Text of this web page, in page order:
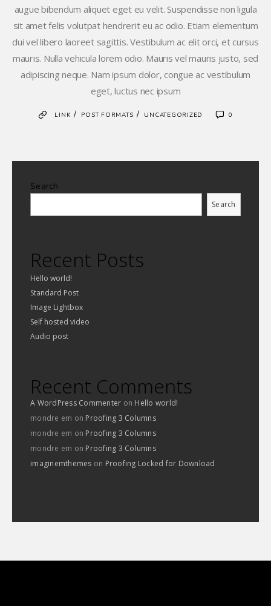
augue bibendum aliquet eget eu velit. Suspendisse non ligula
sit amet felis volutpat hendrerit eu ac odio. Etiam elementum
dui vel libero laoreet sagittis. Vestibulum ac elit orci, et cursus
mauris. Nulla vehicula lorem odio. Mauris vel mauris justo, sed
adipiscing neque. Nam ipsum dolor, congue ac vestibulum
eget, luctus nec ipsum
LINK / POST FORMATS / UNCATEGORIZED 0
Search
Search
Recent Posts
Hello world!
Standard Post
Image Lightbox
Self hosted video
Audio post
Recent Comments
A WordPress Commenter on Hello world!
mondre em on Proofing 3 Columns
mondre em on Proofing 3 Columns
mondre em on Proofing 3 Columns
imaginemthemes on Proofing Locked for Download